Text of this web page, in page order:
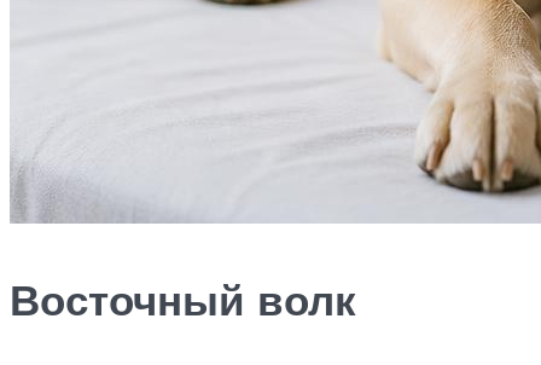
Восточный волк